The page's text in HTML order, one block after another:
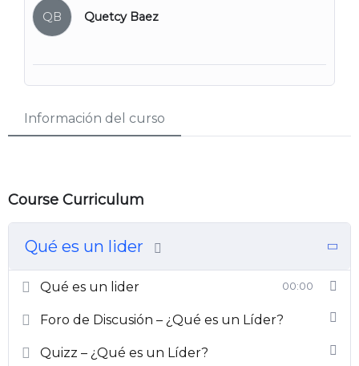
QB Quetcy Baez
Información del curso
Course Curriculum
Qué es un lider
Qué es un lider 00:00
Foro de Discusión – ¿Qué es un Líder?
Quizz – ¿Qué es un Líder?